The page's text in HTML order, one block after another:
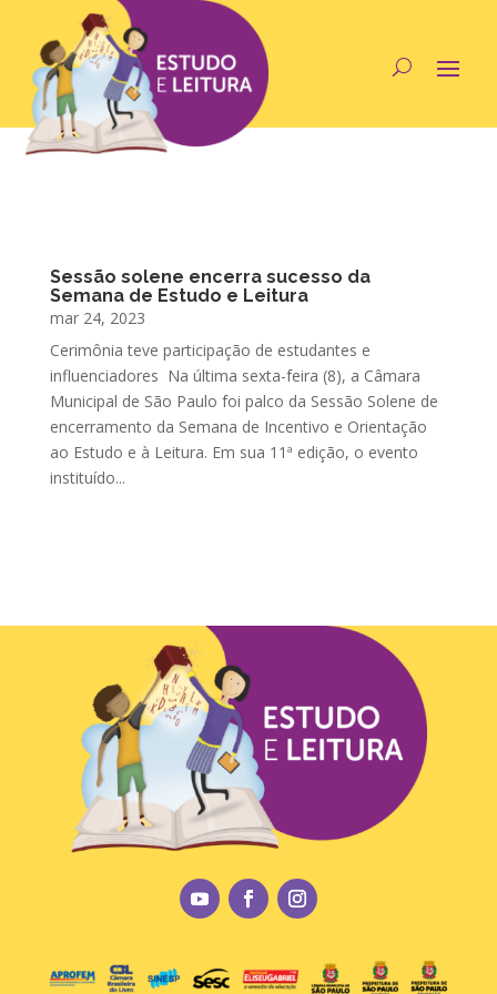
Sessão solene encerra sucesso da
Semana de Estudo e Leitura
mar 24, 2023
Cerimônia teve participação de estudantes e
influenciadores Na última sexta-feira (8), a Câmara
Municipal de São Paulo foi palco da Sessão Solene de
encerramento da Semana de Incentivo e Orientação
ao Estudo e à Leitura. Em sua 11ª edição, o evento
instituído...